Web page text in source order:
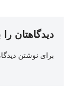
دیدگاهتان را
برای نوشتن